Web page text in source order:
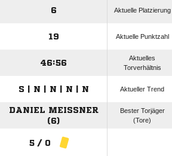
6 Aktuelle Platzierung
19 Aktuelle Punktzahl
46:56
Aktuelles
Torverhältnis
S | N | N | N | N Aktueller Trend
DANIEL MEISSNER (
6)
Bester Torjäger
(Tore)
5 / 0